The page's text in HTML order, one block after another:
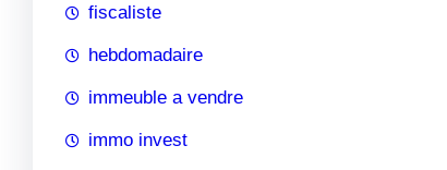
fiscaliste
hebdomadaire
immeuble a vendre
immo invest